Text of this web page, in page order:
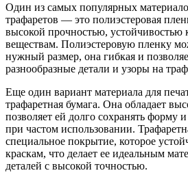
Один из самых популярных
трафаретов — это полиэстеровая
высокой прочностью, устойчивостью
веществам. Полиэстеровую пленку
нужный размер, она гибкая и
разнообразные детали и узоры на
Еще один вариант материала для
трафаретная бумага. Она обладает
позволяет ей долго сохранять форму
при частом использовании.
специальное покрытие, которое
краскам, что делает ее идеальным
деталей с высокой точностью.